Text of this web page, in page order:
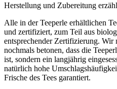
Herstellung und Zubereitung
Alle in der Teeperle erhältlichen
und zertifiziert, zum Teil aus
entsprechender Zertifizierung. Wir
nochmals betonen, dass die
ist, sondern ein langjährig
natürlich hohe
Frische des Tees garantiert.